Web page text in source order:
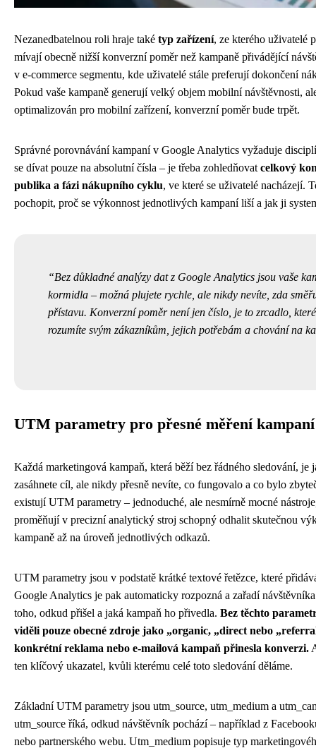
Nezanedbatelnou roli hraje také typ zařízení, ze kterého uživatelé
mívají obecně nižší konverzní poměr než kampaně přivádějící
v e-commerce segmentu, kde uživatelé stále preferují dokončení
Pokud vaše kampaně generují velký objem mobilní návštěvnosti,
optimalizován pro mobilní zařízení, konverzní poměr bude trpět.
Správné porovnávání kampaní v Google Analytics vyžaduje
se dívat pouze na absolutní čísla – je třeba zohledňovat celkový
publika a fázi nákupního cyklu, ve které se uživatelé nacházejí.
pochopit, proč se výkonnost jednotlivých kampaní liší a jak ji
Bez důkladné analýzy dat z Google Analytics jsou vaše
kormidla – možná plujete rychle, ale nikdy nevíte, zda
přístavu. Konverzní poměr není jen číslo, je to zrcadlo,
rozumíte svým zákazníkům, jejich potřebám a chování na
UTM parametry pro přesné měření kampaní
Každá marketingová kampaň, která běží bez řádného sledování, je
zasáhnete cíl, ale nikdy přesně nevíte, co fungovalo a co bylo
existují UTM parametry – jednoduché, ale nesmírně mocné
proměňují v precizní analytický stroj schopný odhalit skutečnou
kampaně až na úroveň jednotlivých odkazů.
UTM parametry jsou v podstatě krátké textové řetězce, které
Google Analytics je pak automaticky rozpozná a zařadí
toho, odkud přišel a jaká kampaň ho přivedla. Bez těchto
viděli pouze obecné zdroje jako „organic, „direct nebo
konkrétní reklama nebo e-mailová kampaň přinesla konverzi.
ten klíčový ukazatel, kvůli kterému celé toto sledování děláme.
Základní UTM parametry jsou utm_source, utm_medium a
utm_source říká, odkud návštěvník pochází – například z
nebo partnerského webu. Utm_medium popisuje typ